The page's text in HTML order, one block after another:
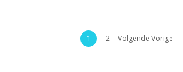
1 2 Volgende Vorige